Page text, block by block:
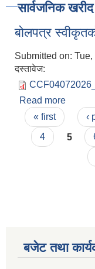
सार्वजनिक
बोलपत्र
Submitted on: Tue,
दस्तावेज:
Read more
Pages
« first ‹
4
5
बजेट तथा